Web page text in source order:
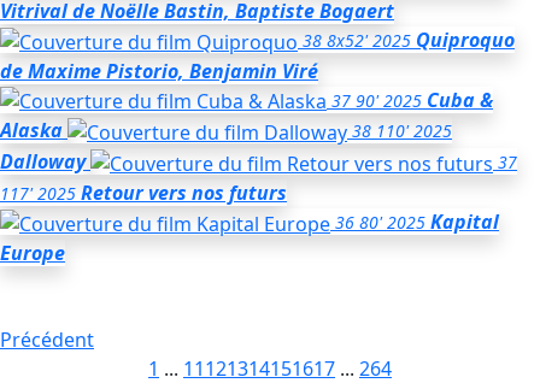
Vitrivalde Noëlle Bastin, Baptiste Bogaert
38 8x52' 2025 Quiproquo
de Maxime Pistorio, Benjamin Viré
37 90' 2025 Cuba &
Alaska
38 110' 2025
Dalloway
37
117' 2025 Retour vers nos futurs
36 80' 2025 Kapital
Europe
Précédent
1 ... 11121314151617 ... 264